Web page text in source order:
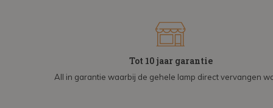
Tot 10 jaar garantie
All in garantie waarbij de gehele lamp direct vervangen